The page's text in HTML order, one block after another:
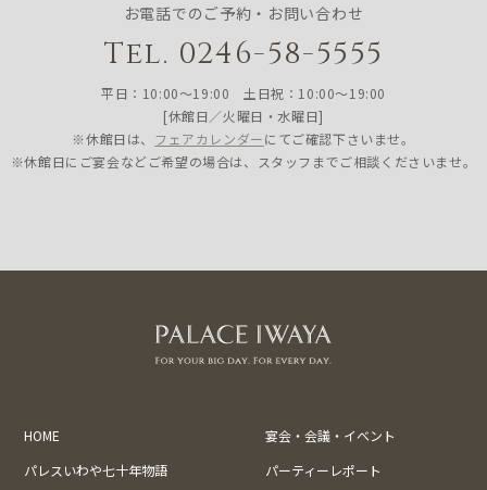
お電話でのご予約・お問い合わせ
Tel. 0246-58-5555
平日：10:00〜19:00 土日祝：10:00〜19:00
[休館日／火曜日・水曜日]
※休館日は、 フェアカレンダーにてご確認下さいませ。
※休館日にご宴会などご希望の場合は、スタッフまでご相談くださいませ。
HOME
宴会・会議・イベント
パレスいわや七十年物語
パーティーレポート